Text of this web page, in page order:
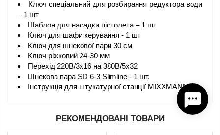
Ключ спеціальний для розбирання редуктора води
– 1 шт
Шаблон для насадки пістолета – 1 шт
Ключ для шафи керування - 1 шт
Ключ для шнекової пари 30 см
Ключ ріжковий 24-30 мм
Перехід 220В/3х16 на 380В/5х32
Шнекова пара SD 6-3 Slimline - 1 шт.
Інструкція для штукатурної станції MIXXMANN S8
РЕКОМЕНДОВАНІ ТОВАРИ